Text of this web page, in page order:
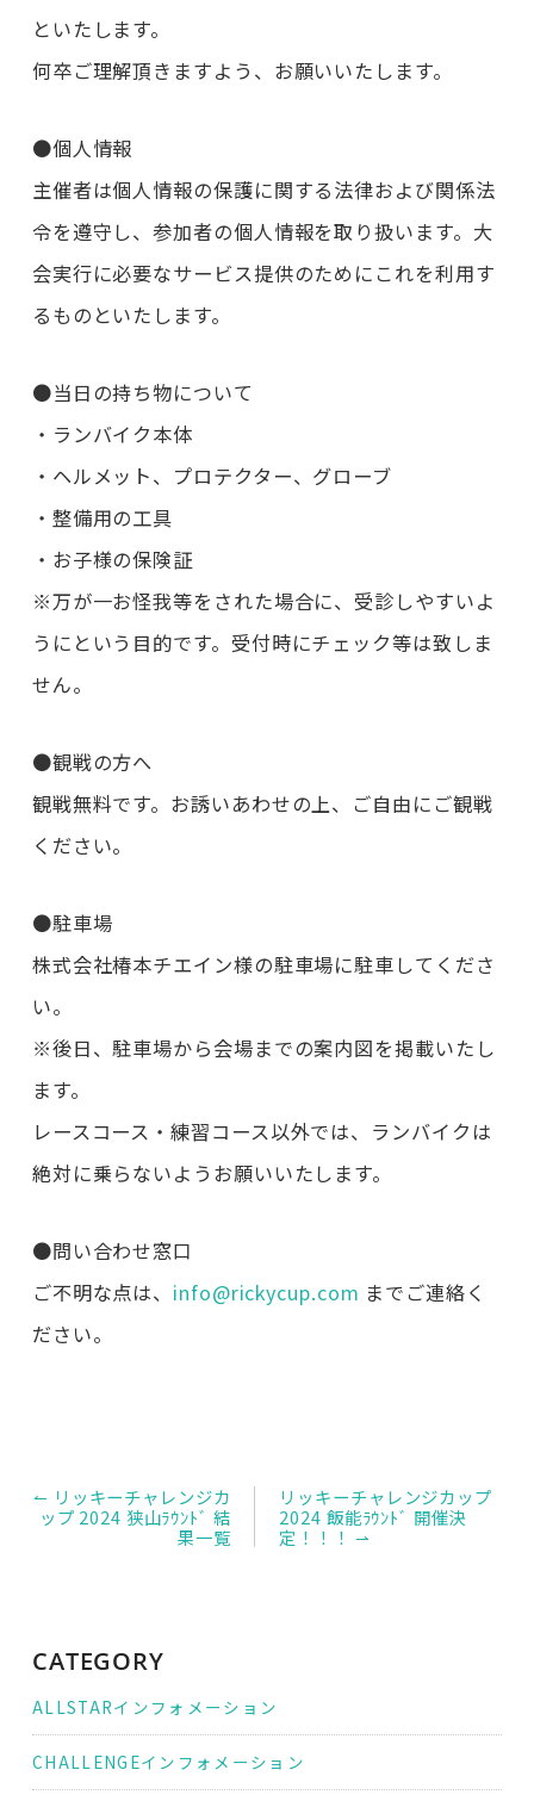
といたします。
何卒ご理解頂きますよう、お願いいたします。
●個人情報
主催者は個人情報の保護に関する法律および関係法
令を遵守し、参加者の個人情報を取り扱います。大
会実行に必要なサービス提供のためにこれを利用す
るものといたします。
●当日の持ち物について
・ランバイク本体
・ヘルメット、プロテクター、グローブ
・整備用の工具
・お子様の保険証
※万が一お怪我等をされた場合に、受診しやすいよ
うにという目的です。受付時にチェック等は致しま
せん。
●観戦の方へ
観戦無料です。お誘いあわせの上、ご自由にご観戦
ください。
●駐車場
株式会社椿本チエイン様の駐車場に駐車してくださ
い。
※後日、駐車場から会場までの案内図を掲載いたし
ます。
レースコース・練習コース以外では、ランバイクは
絶対に乗らないようお願いいたします。
●問い合わせ窓口
ご不明な点は、 info@rickycup.com までご連絡く
ださい。
投
稿
ナ
ン
↼ リッキーチャレンジカ
ップ 2024 狭山ﾗｳﾝﾄﾞ 結
果一覧
リッキーチャレンジカップ
2024 飯能ﾗｳﾝﾄﾞ 開催決
定！！！ ⇀
CATEGORY
ALLSTARインフォメーション
CHALLENGEインフォメーション